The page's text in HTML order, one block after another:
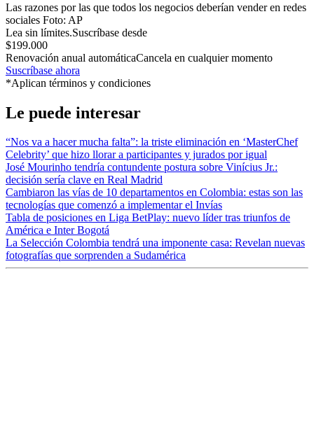
Las razones por las que todos los negocios deberían vender en redes
sociales Foto: AP
Lea sin límites.Suscríbase desde
$199.000
Renovación anual automáticaCancela en cualquier momento
Suscríbase ahora
*Aplican términos y condiciones
Le puede interesar
“Nos va a hacer mucha falta”: la triste eliminación en ‘MasterChef
Celebrity’ que hizo llorar a participantes y jurados por igual
José Mourinho tendría contundente postura sobre Vinícius Jr.:
decisión sería clave en Real Madrid
Cambiaron las vías de 10 departamentos en Colombia: estas son las
tecnologías que comenzó a implementar el Invías
Tabla de posiciones en Liga BetPlay: nuevo líder tras triunfos de
América e Inter Bogotá
La Selección Colombia tendrá una imponente casa: Revelan nuevas
fotografías que sorprenden a Sudamérica